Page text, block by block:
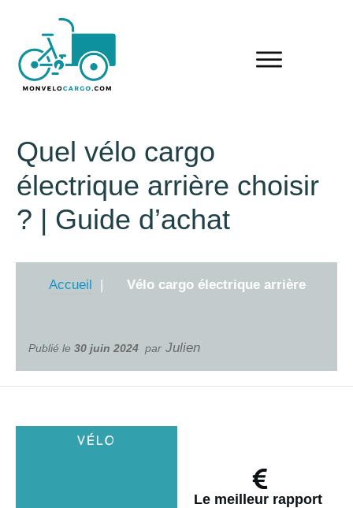
Quel vélo cargo
électrique arrière choisir
? | Guide d’achat
Accueil Vélo cargo électrique arrière
Publié le 30 juin 2024 par Julien
Le meilleur rapport